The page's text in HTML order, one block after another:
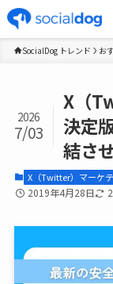
SocialDog トレンド お
X（
決定
結さ
2026
7/03
X（Twitter）マーケ
2019年4月28日